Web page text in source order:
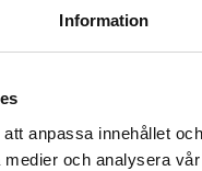
Information
anpassa innehållet
och analysera